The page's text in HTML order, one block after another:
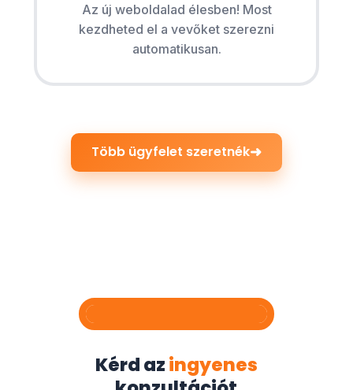
Az új weboldalad élesben! Most
kezdheted el a vevőket szerezni
automatikusan.
Több ügyfelet szeretnék➜
Kérd azingyenes